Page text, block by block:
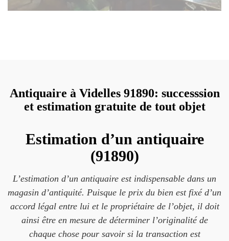
Antiquaire à Videlles 91890: successsion
et estimation gratuite de tout objet
Estimation d’un antiquaire
(91890)
L’estimation d’un antiquaire est indispensable dans un
magasin d’antiquité. Puisque le prix du bien est fixé d’un
accord légal entre lui et le propriétaire de l’objet, il doit
ainsi être en mesure de déterminer l’originalité de
chaque chose pour savoir si la transaction est